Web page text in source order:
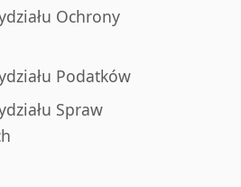
Ochrony
Podatków
Spraw